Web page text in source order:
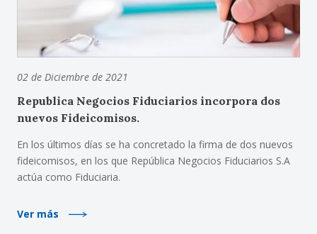
02 de Diciembre de 2021
Republica Negocios Fiduciarios incorpora dos
nuevos Fideicomisos.
En los últimos días se ha concretado la firma de dos nuevos
fideicomisos, en los que República Negocios Fiduciarios S.A
actúa como Fiduciaria.
Ver más